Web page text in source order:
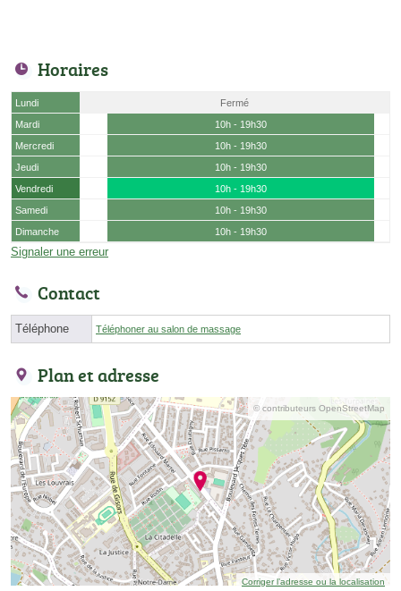
Horaires
Lundi
Fermé
Mardi
10h - 19h30
Mercredi
10h - 19h30
Jeudi
10h - 19h30
Vendredi
10h - 19h30
Samedi
10h - 19h30
Dimanche
10h - 19h30
Signaler une erreur
Contact
Téléphone Téléphoner au salon de massage
Plan et adresse
© contributeurs OpenStreetMap
Corriger l’adresse ou la localisation